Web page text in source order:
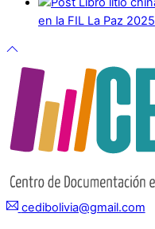
en la FIL La Paz 2025
cedibolivia@gmail.com